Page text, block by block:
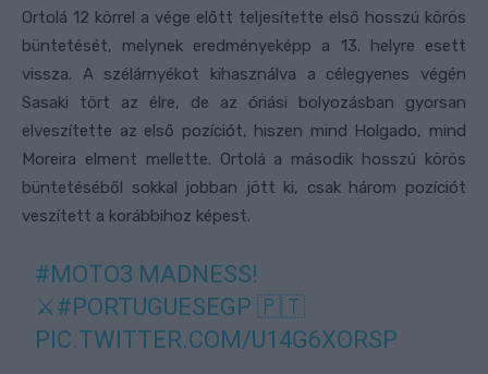
Ortolá 12 körrel a vége előtt teljesítette első hosszú körös
büntetését, melynek eredményeképp a 13. helyre esett
vissza. A szélárnyékot kihasználva a célegyenes végén
Sasaki tört az élre, de az óriási bolyozásban gyorsan
elveszítette az első pozíciót, hiszen mind Holgado, mind
Moreira elment mellette. Ortolá a második hosszú körös
büntetéséből sokkal jobban jött ki, csak három pozíciót
veszített a korábbihoz képest.
#MOTO3 MADNESS!
⚔️#PORTUGUESEGP 🇵🇹
PIC.TWITTER.COM/U14G6XORSP